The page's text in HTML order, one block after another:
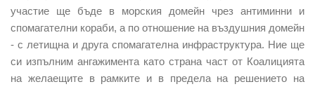
участие ще бъде в морския домейн чрез антиминни и
спомагателни кораби, a по отношение на въздушния домейн
- с летищна и друга спомагателна инфраструктура. Ние ще
си изпълним ангажимента като страна част от Коалицията
на желаещите в рамките и в предела на решението на